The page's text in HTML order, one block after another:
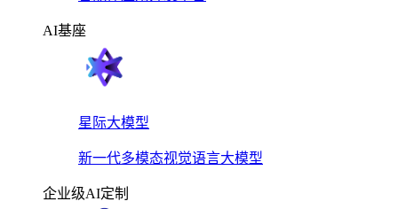
AI基座
星际大模型
新一代多模态视觉语言大模型
企业级AI定制